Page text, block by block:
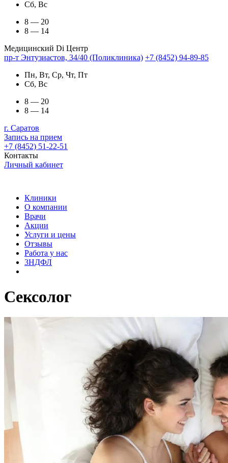
Сб, Вс
8 — 20
8 — 14
Медицинский Di Центр
пр-т Энтузиастов, 34/40 (Поликлиника) +7 (8452) 94-89-85
Пн, Вт, Ср, Чт, Пт
Сб, Вс
8 — 20
8 — 14
г. Саратов
Запись на прием
+7 (8452) 51-22-51
Контакты
Личный кабинет
Клиники
О компании
Врачи
Акции
Услуги и цены
Отзывы
Работа у нас
3НДФЛ
Сексолог